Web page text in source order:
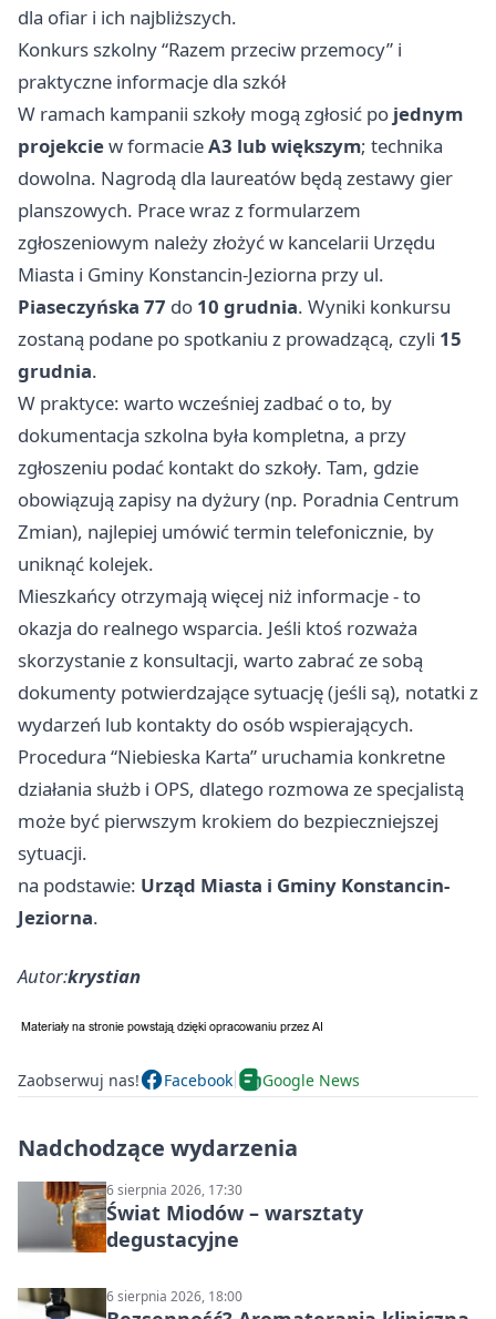
dla ofiar i ich najbliższych.
Konkurs szkolny “Razem przeciw przemocy” i
praktyczne informacje dla szkół
W ramach kampanii szkoły mogą zgłosić po jednym
projekciew formacieA3 lub większym; technika
dowolna. Nagrodą dla laureatów będą zestawy gier
planszowych. Prace wraz z formularzem
zgłoszeniowym należy złożyć w kancelarii Urzędu
Miasta i Gminy Konstancin-Jeziorna przy ul.
Piaseczyńska 77 do 10 grudnia. Wyniki konkursu
zostaną podane po spotkaniu z prowadzącą, czyli 15
grudnia.
W praktyce: warto wcześniej zadbać o to, by
dokumentacja szkolna była kompletna, a przy
zgłoszeniu podać kontakt do szkoły. Tam, gdzie
obowiązują zapisy na dyżury (np. Poradnia Centrum
Zmian), najlepiej umówić termin telefonicznie, by
uniknąć kolejek.
Mieszkańcy otrzymają więcej niż informacje - to
okazja do realnego wsparcia. Jeśli ktoś rozważa
skorzystanie z konsultacji, warto zabrać ze sobą
dokumenty potwierdzające sytuację (jeśli są), notatki z
wydarzeń lub kontakty do osób wspierających.
Procedura “Niebieska Karta” uruchamia konkretne
działania służb i OPS, dlatego rozmowa ze specjalistą
może być pierwszym krokiem do bezpieczniejszej
sytuacji.
na podstawie: Urząd Miasta i Gminy Konstancin-
Jeziorna.
Autor:krystian
Zaobserwuj nas! Facebook Google News
Nadchodzące wydarzenia
6 sierpnia 2026, 17:30
Świat Miodów – warsztaty
degustacyjne
6 sierpnia 2026, 18:00